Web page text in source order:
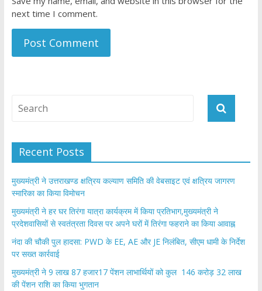
next time I comment.
Recent Posts
मुख्यमंत्री ने उत्तराखण्ड क्षत्रिय कल्याण समिति की वेबसाइट एवं क्षत्रिय जागरण
स्मारिका का किया विमोचन
मुख्यमंत्री ने हर घर तिरंगा यात्रा कार्यक्रम में किया प्रतिभाग,मुख्यमंत्री ने
प्रदेशवासियों से स्वतंत्रता दिवस पर अपने घरों में तिरंगा फहराने का किया आवाह्न
नंदा की चौकी पुल हादसा: PWD के EE, AE और JE निलंबित, सीएम धामी के निर्देश
पर सख्त कार्रवाई
मुख्यमंत्री ने 9 लाख 87 हजार17 पेंशन लाभार्थियों को कुल 146 करोड़ 32 लाख
की पेंशन राशि का किया भुगतान